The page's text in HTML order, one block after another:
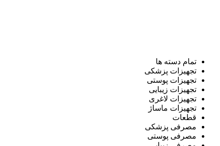
تمام دسته ها
تجهیزات پزشکی
تجهیزات پوستی
تجهیزات زیبایی
تجهیزات لاغری
تجهیزات ماساژ
قطعات
مصرفی پزشکی
مصرفی پوستی